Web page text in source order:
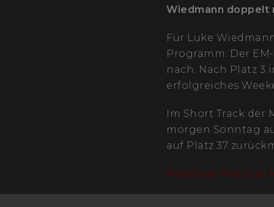
Wiedmann doppelt
Für Luke
Programm. Der
nach. Nach Platz 3
erfolgreiches
Im Short Track
morgen Sonntag
auf Platz 37
Resultate Weltcup